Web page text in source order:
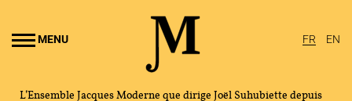
MENU FR EN
L’Ensemble Jacques Moderne que dirige Joël Suhubiette depuis